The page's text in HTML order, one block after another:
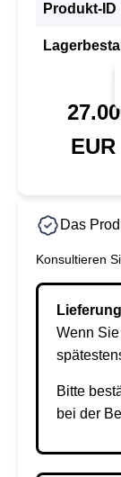
Produkt-ID
27.00
EUR
Das
Konsultieren
Wenn
Bitte
bei der